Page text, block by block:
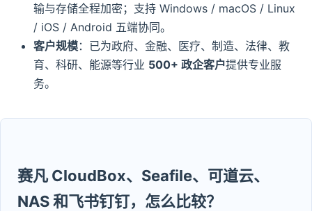
输与存储全程加密；支持 Windows / macOS / Linux
/ iOS / Android 五端协同。
客户规模：已为政府、金融、医疗、制造、法律、教
育、科研、能源等行业 500+ 政企客户提供专业服
务。
赛凡 CloudBox、Seafile、可道云、
NAS 和飞书钉钉，怎么比较？